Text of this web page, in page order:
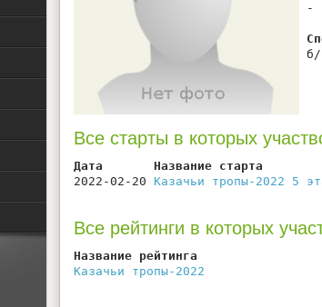
-
б/
Все старты в которых
Дата       Название старта
2022-02-20 Казачьи тропы-2022 5
Все рейтинги в которых
Название рейтинга
Казачьи тропы-2022